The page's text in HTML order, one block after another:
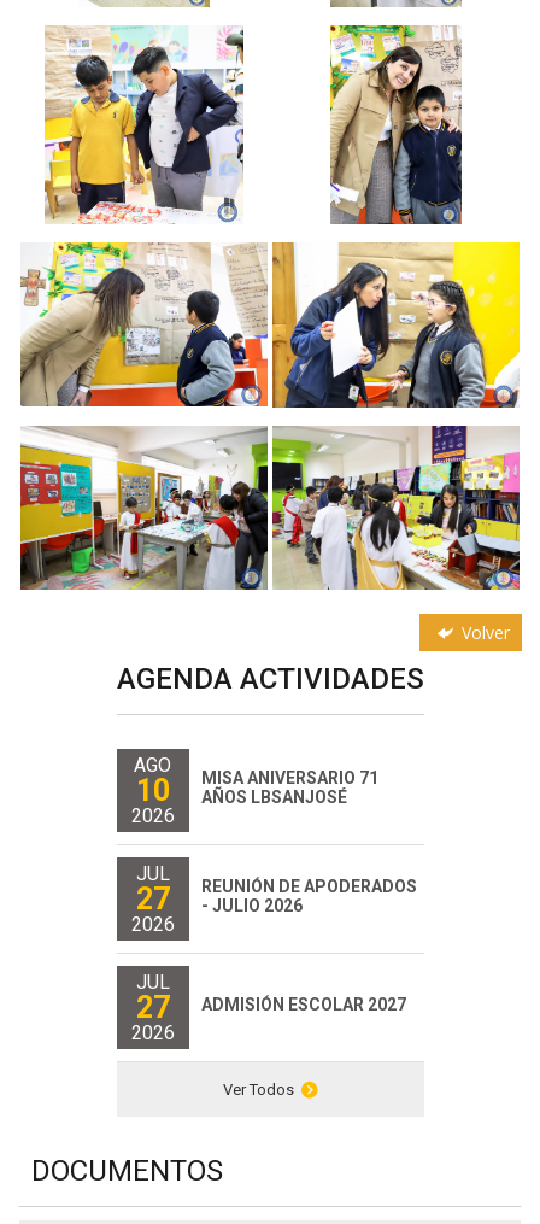
Volver
AGENDA ACTIVIDADES
AGO
10
2026
MISA ANIVERSARIO 71
AÑOS LBSANJOSÉ
JUL
27
2026
REUNIÓN DE APODERADOS
- JULIO 2026
JUL
27
2026
ADMISIÓN ESCOLAR 2027
Ver Todos
DOCUMENTOS